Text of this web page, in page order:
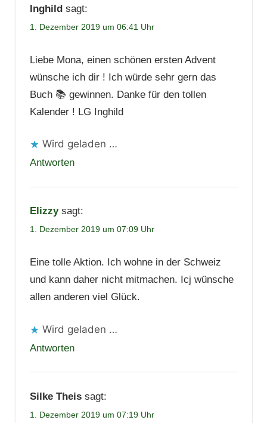
Inghild sagt:
1. Dezember 2019 um 06:41 Uhr
Liebe Mona, einen schönen ersten Advent
wünsche ich dir ! Ich würde sehr gern das
Buch 📚 gewinnen. Danke für den tollen
Kalender ! LG Inghild
Wird geladen …
Antworten
Elizzy sagt:
1. Dezember 2019 um 07:09 Uhr
Eine tolle Aktion. Ich wohne in der Schweiz
und kann daher nicht mitmachen. Icj wünsche
allen anderen viel Glück.
Wird geladen …
Antworten
Silke Theis sagt:
1. Dezember 2019 um 07:19 Uhr